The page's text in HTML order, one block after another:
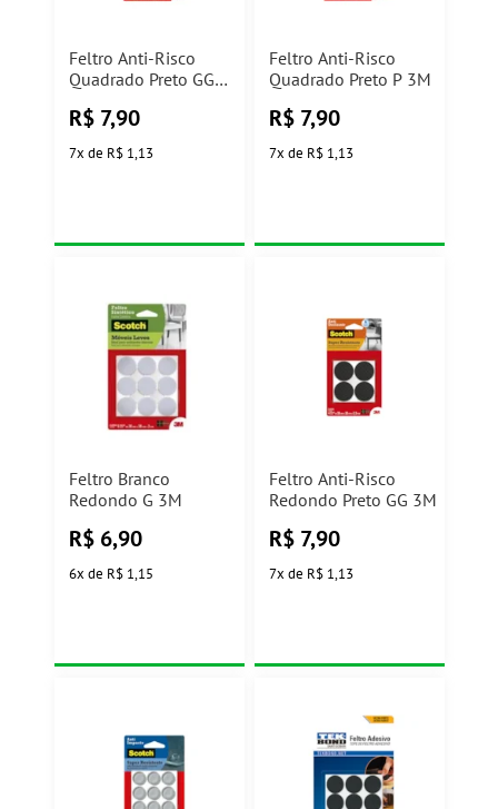
Feltro Anti-Risco
Quadrado Preto GG
R$ 7,90
7x de R$ 1,13
Feltro Anti-Risco
Quadrado Preto P 3M
R$ 7,90
7x de R$ 1,13
Feltro Branco
Redondo G 3M
R$ 6,90
6x de R$ 1,15
Feltro Anti-Risco
Redondo Preto GG 3M
R$ 7,90
7x de R$ 1,13